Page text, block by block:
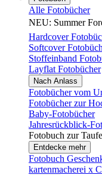
Alle Fotobücher
NEU: Summer
Hardcover
Softcover
Stoffeinband
Layflat Fotobücher
Nach Anlass
Fotobücher vom
Fotobücher zur
Baby-Fotobücher
Jahresrückblick-
Fotobuch zur Taufe
Entdecke mehr
Fotobuch
kartenmacherei x